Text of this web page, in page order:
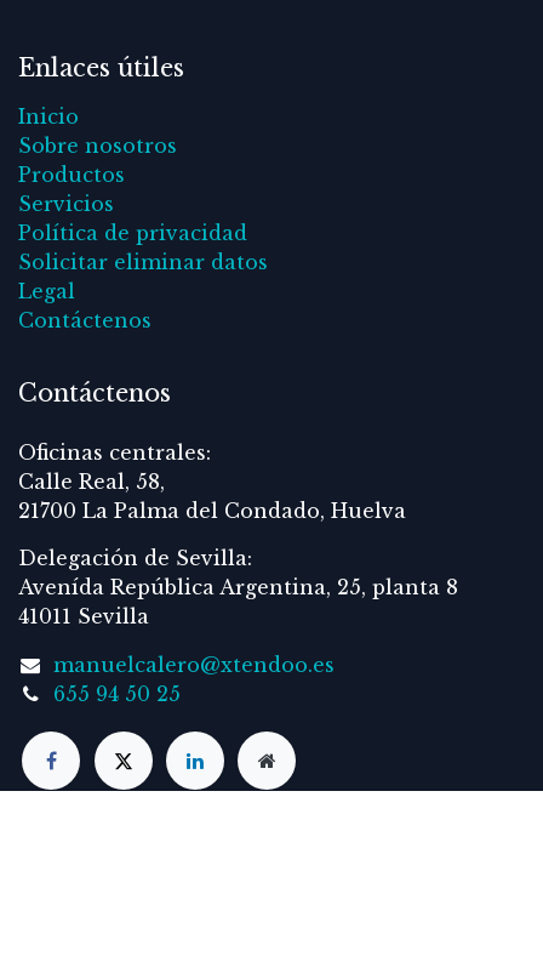
Enlaces útiles
Inicio
Sobre nosotros
Productos
Servicios
Política de privacidad
Solicitar eliminar datos
Legal
Contáctenos
Contáctenos
Oficinas centrales:
Calle Real, 58,
21700 La Palma del Condado, Huelva
Delegación de Sevilla:
Avenída República Argentina, 25, planta 8
41011 Sevilla
manuelcalero@xtendoo.es
655 94 50 25